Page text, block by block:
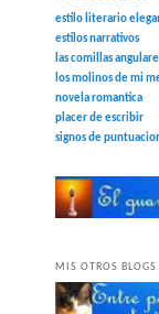
estilo literario
estilos narrativos
las comillas
los molinos de mi
novela romantica
placer de escribir
signos de
MIS OTROS BLOGS